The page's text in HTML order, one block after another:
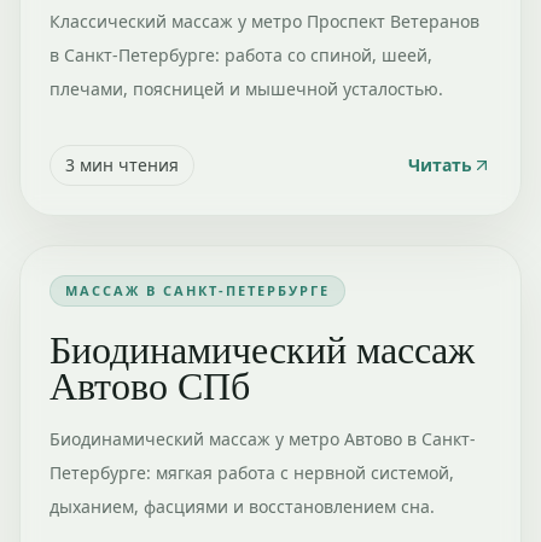
Классический массаж у метро Проспект Ветеранов
в Санкт-Петербурге: работа со спиной, шеей,
плечами, поясницей и мышечной усталостью.
3 мин чтения Читать
МАССАЖ В САНКТ-ПЕТЕРБУРГЕ
Биодинамический массаж
Автово СПб
Биодинамический массаж у метро Автово в Санкт-
Петербурге: мягкая работа с нервной системой,
дыханием, фасциями и восстановлением сна.